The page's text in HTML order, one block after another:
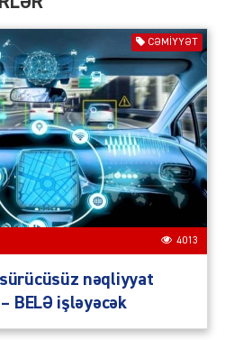
CƏMIYYƏT
4013
nəqliyyat
BELƏ işləyəcək